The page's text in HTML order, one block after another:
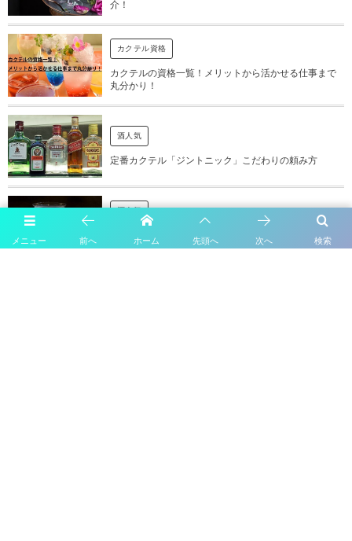
介！
カクテル資格
カクテルの資格一覧！メリットから活かせる仕事まで
丸分かり！
酒人気
定番カクテル「ジントニック」こだわりの頼み方
酒人気
シェイクでハーブ香るカクテル！シャルトリューズを
使ったカクテル
メニュー 検索
前へ ホーム 先頭へ 次へ